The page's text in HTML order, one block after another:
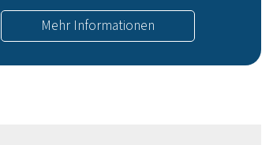
Mehr Informationen